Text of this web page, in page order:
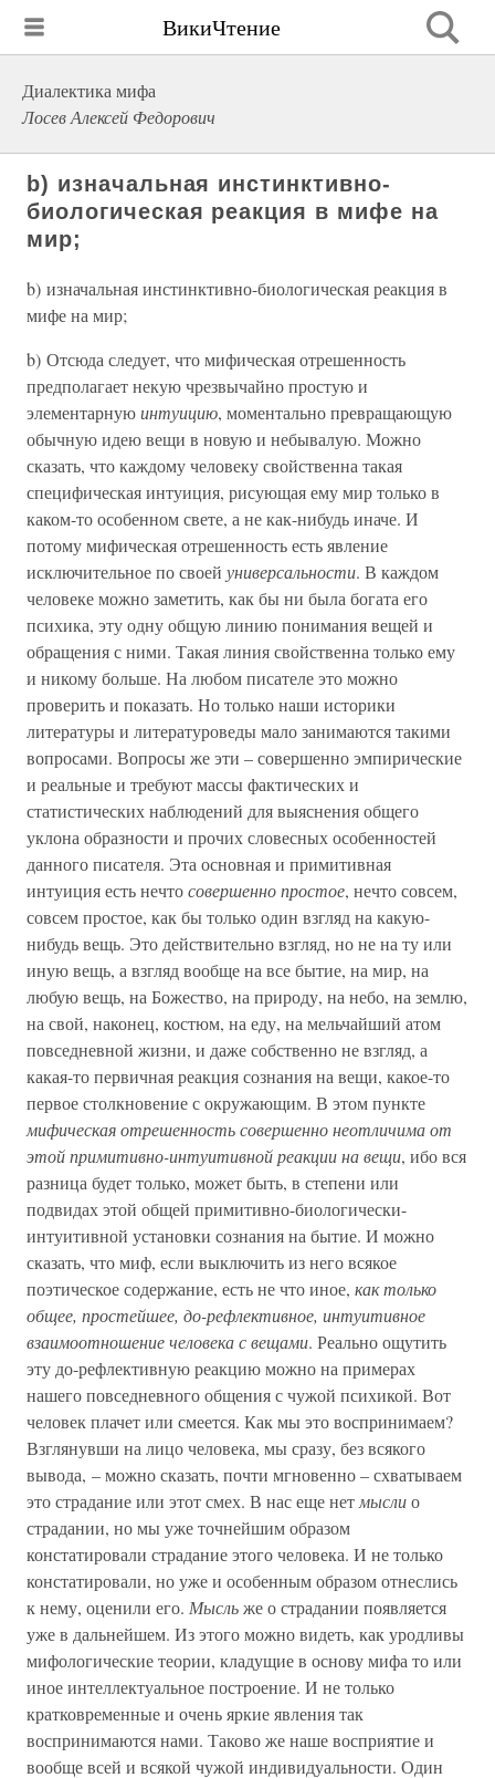
ВикиЧтение
Диалектика мифа
Лосев Алексей Федорович
b) изначальная инстинктивно-
биологическая реакция в мифе на
мир;
b) изначальная инстинктивно-биологическая реакция в
мифе на мир;
b) Отсюда следует, что мифическая отрешенность
предполагает некую чрезвычайно простую и
элементарнуюинтуицию, моментально превращающую
обычную идею вещи в новую и небывалую. Можно
сказать, что каждому человеку свойственна такая
специфическая интуиция, рисующая ему мир только в
каком-то особенном свете, а не как-нибудь иначе. И
потому мифическая отрешенность есть явление
исключительное по своей универсальности. В каждом
человеке можно заметить, как бы ни была богата его
психика, эту одну общую линию понимания вещей и
обращения с ними. Такая линия свойственна только ему
и никому больше. На любом писателе это можно
проверить и показать. Но только наши историки
литературы и литературоведы мало занимаются такими
вопросами. Вопросы же эти – совершенно эмпирические
и реальные и требуют массы фактических и
статистических наблюдений для выяснения общего
уклона образности и прочих словесных особенностей
данного писателя. Эта основная и примитивная
интуиция есть нечтосовершенно простое, нечто совсем,
совсем простое, как бы только один взгляд на какую-
нибудь вещь. Это действительно взгляд, но не на ту или
иную вещь, а взгляд вообще на все бытие, на мир, на
любую вещь, на Божество, на природу, на небо, на землю,
на свой, наконец, костюм, на еду, на мельчайший атом
повседневной жизни, и даже собственно не взгляд, а
какая-то первичная реакция сознания на вещи, какое-то
первое столкновение с окружающим. В этом пункте
мифическая отрешенность совершенно неотличима от
этой примитивно-интуитивной реакции на вещи, ибо вся
разница будет только, может быть, в степени или
подвидах этой общей примитивно-биологически-
интуитивной установки сознания на бытие. И можно
сказать, что миф, если выключить из него всякое
поэтическое содержание, есть не что иное, как только
общее, простейшее, до-рефлективное, интуитивное
взаимоотношение человека с вещами. Реально ощутить
эту до-рефлективную реакцию можно на примерах
нашего повседневного общения с чужой психикой. Вот
человек плачет или смеется. Как мы это воспринимаем?
Взглянувши на лицо человека, мы сразу, без всякого
вывода, – можно сказать, почти мгновенно – схватываем
это страдание или этот смех. В нас еще нет мыслио
страдании, но мы уже точнейшим образом
констатировали страдание этого человека. И не только
констатировали, но уже и особенным образом отнеслись
к нему, оценили его. Мысльже о страдании появляется
уже в дальнейшем. Из этого можно видеть, как уродливы
мифологические теории, кладущие в основу мифа то или
иное интеллектуальное построение. И не только
кратковременные и очень яркие явления так
воспринимаются нами. Таково же наше восприятие и
вообще всей и всякой чужой индивидуальности. Один